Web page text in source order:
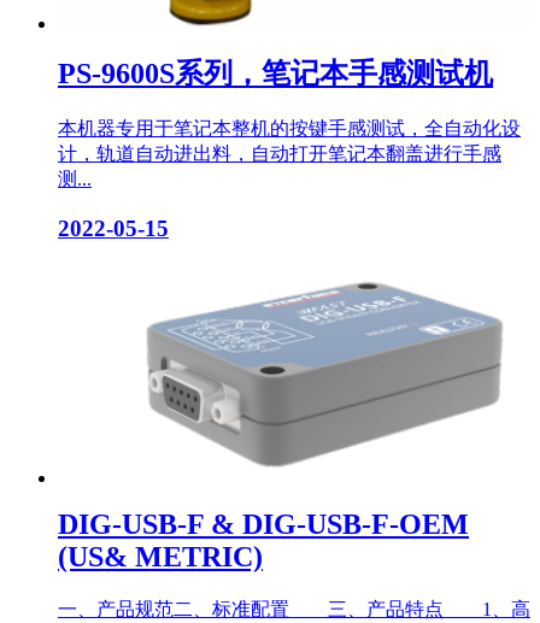
PS-9600S系列，笔记本手感测试机
本机器专用于笔记本整机的按键手感测试，全自动化设
计，轨道自动进出料，自动打开笔记本翻盖进行手感
测...
2022-05-15
DIG-USB-F & DIG-USB-F-OEM
(US& METRIC)
一、产品规范二、标准配置 三、产品特点 1、高